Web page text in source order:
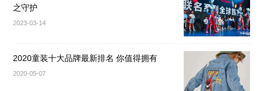
之守护
2023-03-14
2020童装十大品牌最新排名 你值得拥有
2020-05-07